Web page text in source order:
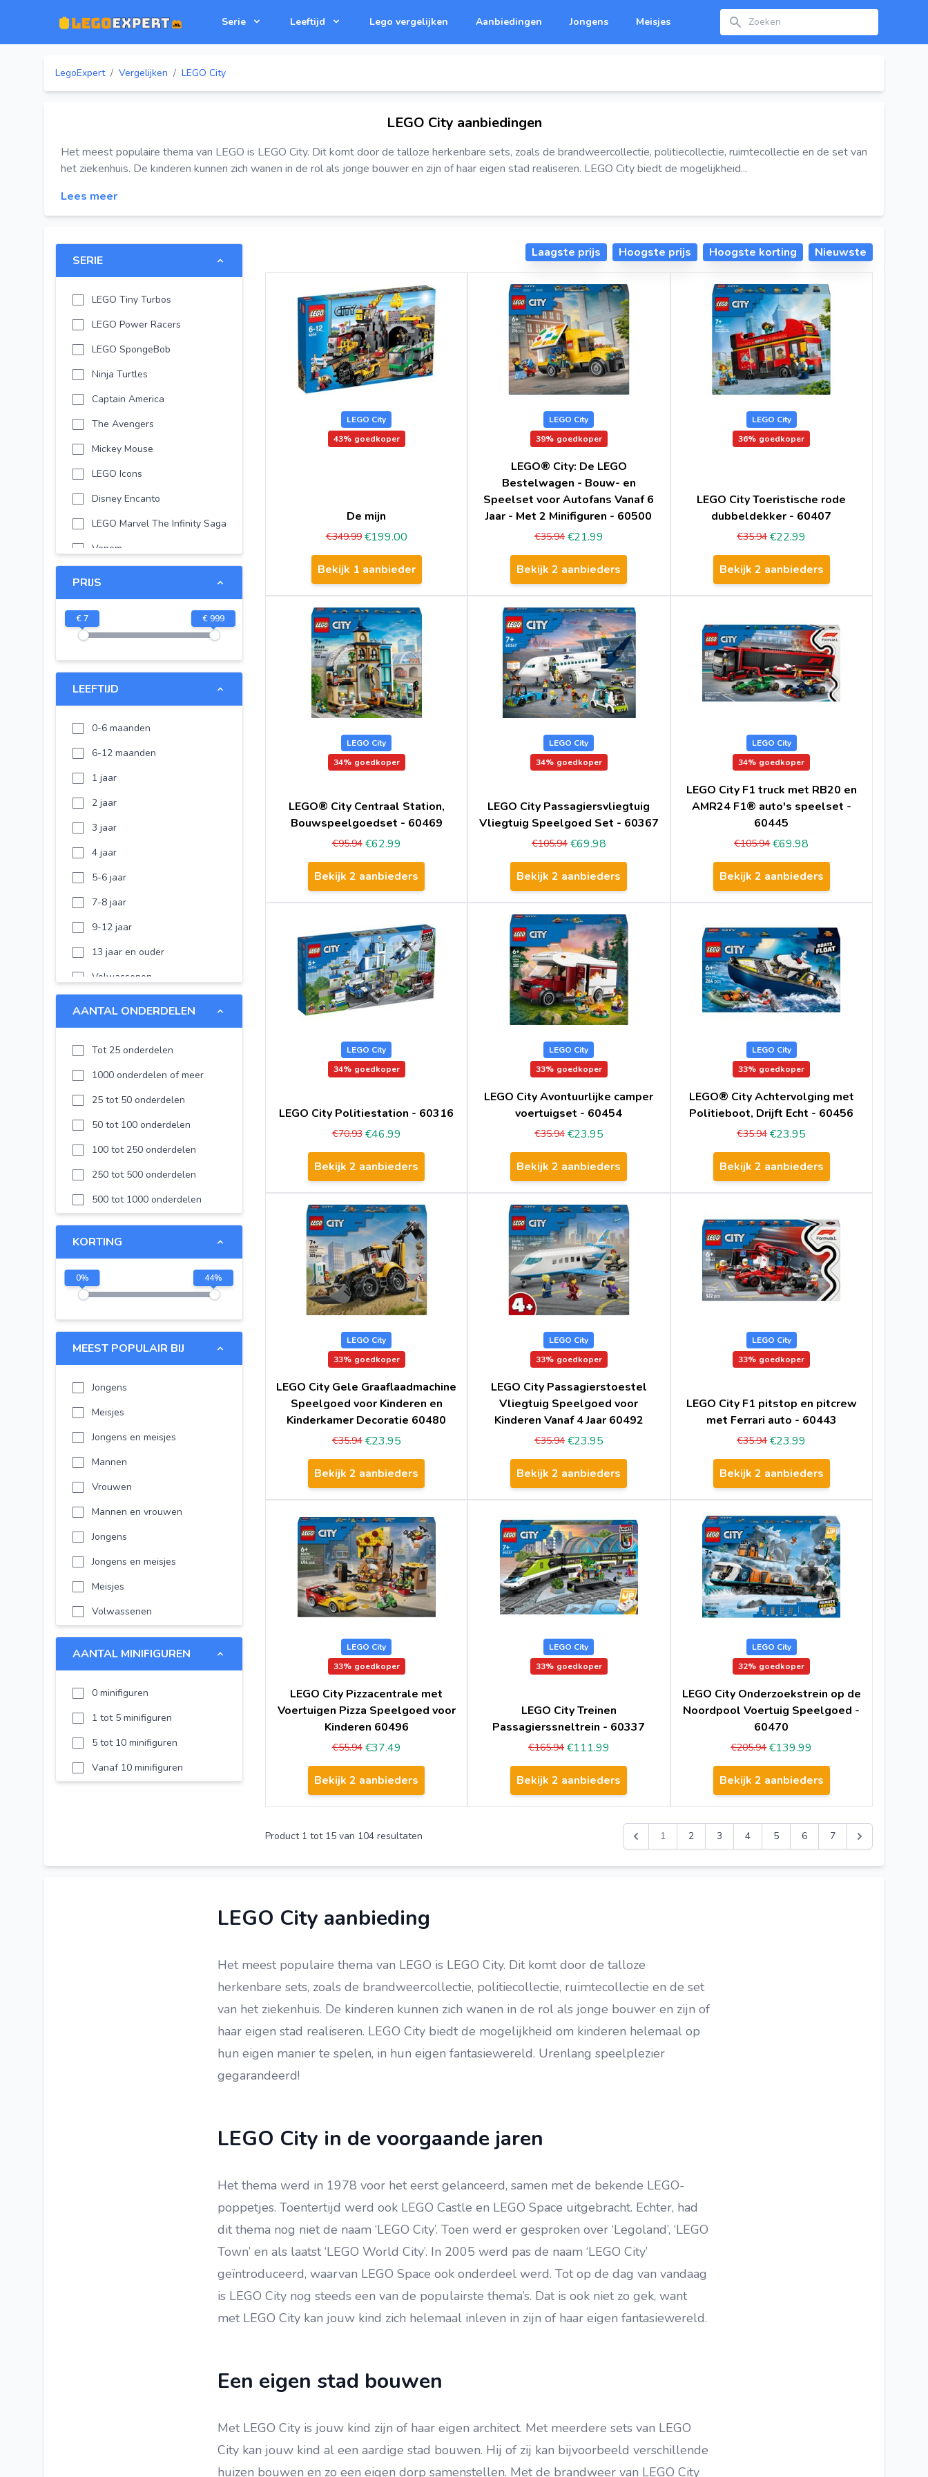
Serie Leeftijd Lego vergelijken Aanbiedingen Jongens Meisjes Zoeken
LegoExpert / Vergelijken / LEGO City
LEGO City aanbiedingen
Het meest populaire thema van LEGO is LEGO City. Dit komt door de talloze herkenbare sets, zoals de brandweercollectie, politiecollectie, ruimtecollectie en de set van
het ziekenhuis. De kinderen kunnen zich wanen in de rol als jonge bouwer en zijn of haar eigen stad realiseren. LEGO City biedt de mogelijkheid...
Lees meer
SERIE
LEGO Tiny Turbos
LEGO Power Racers
LEGO SpongeBob
Ninja Turtles
Captain America
The Avengers
Mickey Mouse
LEGO Icons
Disney Encanto
LEGO Marvel The Infinity Saga
Venom
LEGO Marvel
Disney Princess Frozen
LEGO DREAMZzz
LEGO Animal Crossing
LEGO Gabby's Dollhouse
LEGO Iconic
LEGO Ninjago
Lego Ninjago
Lego Disney Princes
LEGO Duplo
LEGO Despicable Me
LEGO Wicked
LEGO Fortnite
LEGO Horizon
LEGO Botanicals
Disney
Disney Frozen
LEGO Editions
Technic
LEGO Editions Football
LEGO The Legend of Zelda
LEGO Pokémon
LEGO City
LEGO Friends
LEGO Iconic
LEGO Spider-Man
Disney
-
-
LEGO The Legend of Zelda
LEGO Star Wars
LEGO City
LEGO Friends
LEGO NINJAGO
LEGO Creator
LEGO Minifigures
LEGO Super Heroes
LEGO Technic
LEGO Disney
LEGO Chima
LEGO Minecraft
LEGO NEXO KNIGHTS
LEGO Creator Expert
LEGO Architecture
PRIJS
€7 €999
LEEFTIJD
0-6 maanden
6-12 maanden
1 jaar
2 jaar
3 jaar
4 jaar
5-6 jaar
7-8 jaar
9-12 jaar
13 jaar en ouder
Volwassenen
AANTAL ONDERDELEN
Tot 25 onderdelen
1000 onderdelen of meer
25 tot 50 onderdelen
50 tot 100 onderdelen
100 tot 250 onderdelen
250 tot 500 onderdelen
500 tot 1000 onderdelen
KORTING
0% 44%
MEEST POPULAIR BIJ
Jongens
Meisjes
Jongens en meisjes
Mannen
Vrouwen
Mannen en vrouwen
Jongens
Jongens en meisjes
Meisjes
Volwassenen
AANTAL MINIFIGUREN
0 minifiguren
1 tot 5 minifiguren
5 tot 10 minifiguren
Vanaf 10 minifiguren
Laagste prijs Hoogste prijs Hoogste korting Nieuwste
LEGO City
43% goedkoper
De mijn
€349.99 €199.00
Bekijk 1 aanbieder
LEGO City
39% goedkoper
LEGO® City: De LEGO
Bestelwagen - Bouw- en
Speelset voor Autofans Vanaf 6
Jaar - Met 2 Minifiguren - 60500
€35.94 €21.99
Bekijk 2 aanbieders
LEGO City
36% goedkoper
LEGO City Toeristische rode
dubbeldekker - 60407
€35.94 €22.99
Bekijk 2 aanbieders
LEGO City
34% goedkoper
LEGO® City Centraal Station,
Bouwspeelgoedset - 60469
€95.94 €62.99
Bekijk 2 aanbieders
LEGO City
34% goedkoper
LEGO City Passagiersvliegtuig
Vliegtuig Speelgoed Set - 60367
€105.94 €69.98
Bekijk 2 aanbieders
LEGO City
34% goedkoper
LEGO City F1 truck met RB20 en
AMR24 F1® auto's speelset -
60445
€105.94 €69.98
Bekijk 2 aanbieders
LEGO City
34% goedkoper
LEGO City Politiestation - 60316
€70.93 €46.99
Bekijk 2 aanbieders
LEGO City
33% goedkoper
LEGO City Avontuurlijke camper
voertuigset - 60454
€35.94 €23.95
Bekijk 2 aanbieders
LEGO City
33% goedkoper
LEGO® City Achtervolging met
Politieboot, Drijft Echt - 60456
€35.94 €23.95
Bekijk 2 aanbieders
LEGO City
33% goedkoper
LEGO City Gele Graaflaadmachine
Speelgoed voor Kinderen en
Kinderkamer Decoratie 60480
€35.94 €23.95
Bekijk 2 aanbieders
LEGO City
33% goedkoper
LEGO City Passagierstoestel
Vliegtuig Speelgoed voor
Kinderen Vanaf 4 Jaar 60492
€35.94 €23.95
Bekijk 2 aanbieders
LEGO City
33% goedkoper
LEGO City F1 pitstop en pitcrew
met Ferrari auto - 60443
€35.94 €23.99
Bekijk 2 aanbieders
LEGO City
33% goedkoper
LEGO City Pizzacentrale met
Voertuigen Pizza Speelgoed voor
Kinderen 60496
€55.94 €37.49
Bekijk 2 aanbieders
LEGO City
33% goedkoper
LEGO City Treinen
Passagierssneltrein - 60337
€165.94 €111.99
Bekijk 2 aanbieders
LEGO City
32% goedkoper
LEGO City Onderzoekstrein op de
Noordpool Voertuig Speelgoed -
60470
€205.94 €139.99
Bekijk 2 aanbieders
Product 1 tot 15 van 104 resultaten 1 2 3 4 5 6 7
LEGO City aanbieding
Het meest populaire thema van LEGO is LEGO City. Dit komt door de talloze
herkenbare sets, zoals de brandweercollectie, politiecollectie, ruimtecollectie en de set
van het ziekenhuis. De kinderen kunnen zich wanen in de rol als jonge bouwer en zijn of
haar eigen stad realiseren. LEGO City biedt de mogelijkheid om kinderen helemaal op
hun eigen manier te spelen, in hun eigen fantasiewereld. Urenlang speelplezier
gegarandeerd!
LEGO City in de voorgaande jaren
Het thema werd in 1978 voor het eerst gelanceerd, samen met de bekende LEGO-
poppetjes. Toentertijd werd ook LEGO Castle en LEGO Space uitgebracht. Echter, had
dit thema nog niet de naam ‘LEGO City’. Toen werd er gesproken over ‘Legoland’, ‘LEGO
Town’ en als laatst ‘LEGO World City’. In 2005 werd pas de naam ‘LEGO City’
geïntroduceerd, waarvan LEGO Space ook onderdeel werd. Tot op de dag van vandaag
is LEGO City nog steeds een van de populairste thema’s. Dat is ook niet zo gek, want
met LEGO City kan jouw kind zich helemaal inleven in zijn of haar eigen fantasiewereld.
Een eigen stad bouwen
Met LEGO City is jouw kind zijn of haar eigen architect. Met meerdere sets van LEGO
City kan jouw kind al een aardige stad bouwen. Hij of zij kan bijvoorbeeld verschillende
huizen bouwen en zo een eigen dorp samenstellen. Met de brandweer van LEGO City